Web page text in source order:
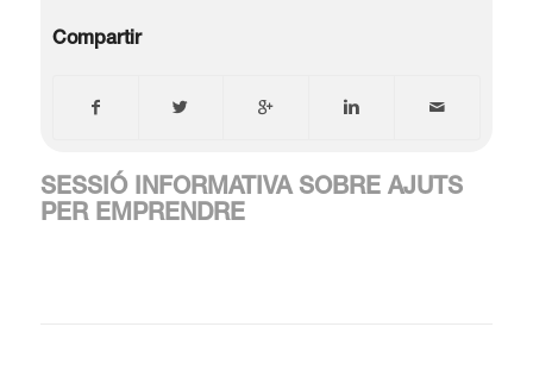
Compartir
SESSIÓ INFORMATIVA SOBRE AJUTS
PER EMPRENDRE